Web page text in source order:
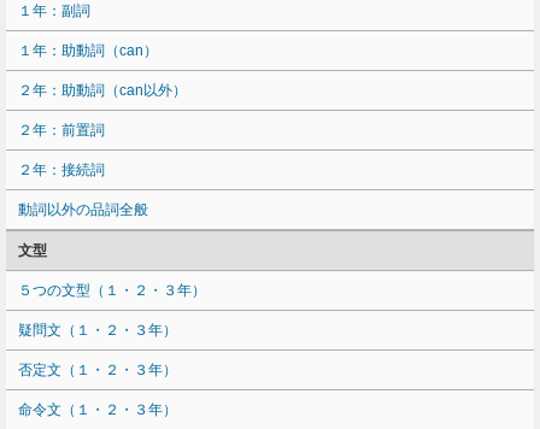
１年：副詞
１年：助動詞（can）
２年：助動詞（can以外）
２年：前置詞
２年：接続詞
動詞以外の品詞全般
文型
５つの文型（１・２・３年）
疑問文（１・２・３年）
否定文（１・２・３年）
命令文（１・２・３年）